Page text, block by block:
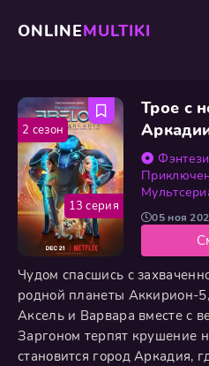
ONLINEMULTIKI
Трое с
Фэнтези
Чудом спасшись с
родной планеты Аккирион-
Аксель и Варвара вместе с
Заргоном терпят крушение
становится город Аркадия,
05 ноя
13 серия
2 сезон